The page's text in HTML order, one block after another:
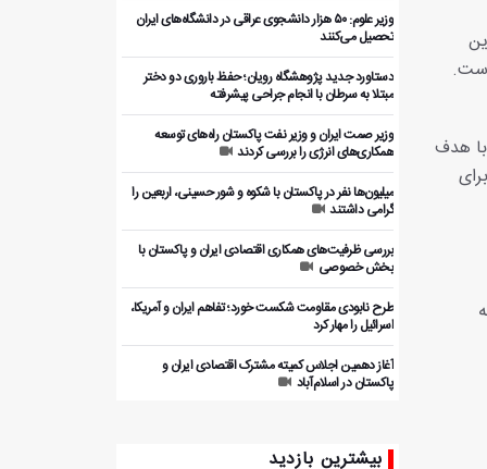
هدف
وزیر علوم: ۵۰ هزار دانشجوی عراقی در دانشگاه‌های ایران
تحصیل می‌کنند
دستاورد جدید پژوهشگاه رویان؛ حفظ باروری دو دختر
مبتلا به سرطان با انجام جراحی پیشرفته
وزیر صمت ایران و وزیر نفت پاکستان راه‌های توسعه
همکاری‌های انرژی را بررسی کردند
میلیون‌ها نفر در پاکستان با شکوه و شور حسینی، اربعین را
گرامی داشتند
بررسی ظرفیت‌های همکاری اقتصادی ایران و پاکستان با
بخش خصوصی
طرح نابودی مقاومت شکست خورد؛ تفاهم ایران و آمریکا،
اسرائیل را مهار کرد
آغاز دهمین اجلاس کمیته مشترک اقتصادی ایران و
پاکستان در اسلام‌آباد
بیشترین بازدید